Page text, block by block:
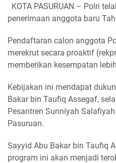
KOTA PASURUAN – Polri
penerimaan anggota baru
Pendaftaran calon anggota
merekrut secara proaktif
memberikan kesempatan
Kebijakan ini mendapat
Bakar bin Taufiq Assegaf,
Pesantren Sunniyah
Pasuruan.
Sayyid Abu Bakar bin Taufiq
program ini akan menjadi